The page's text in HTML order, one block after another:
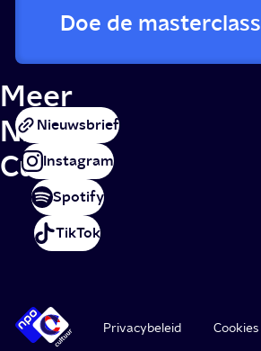
Doe de masterclass
Meer
NPO
Cultuur
Nieuwsbrief
Instagram
Spotify
TikTok
Privacybeleid Cookies